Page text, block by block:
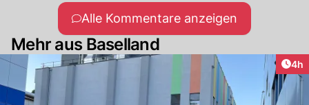
gearbeitet, Sei es im Gesundheitswesen, sei
es in anderen Bereichen. Mit etwas Folklore,
Sprüchen, Hügelfeuerchen, Schönebuech bis
Ammel bis zur Anbetung vom hl. Christoph
geht es bei aller Liebe leider nicht vorwärts.
Also dann endlich ein Entscheid zur
Alle Kommentare anzeigen
Mehr aus Baselland
4h